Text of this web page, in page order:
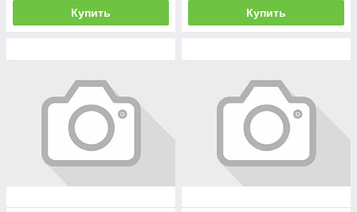
Купить Купить